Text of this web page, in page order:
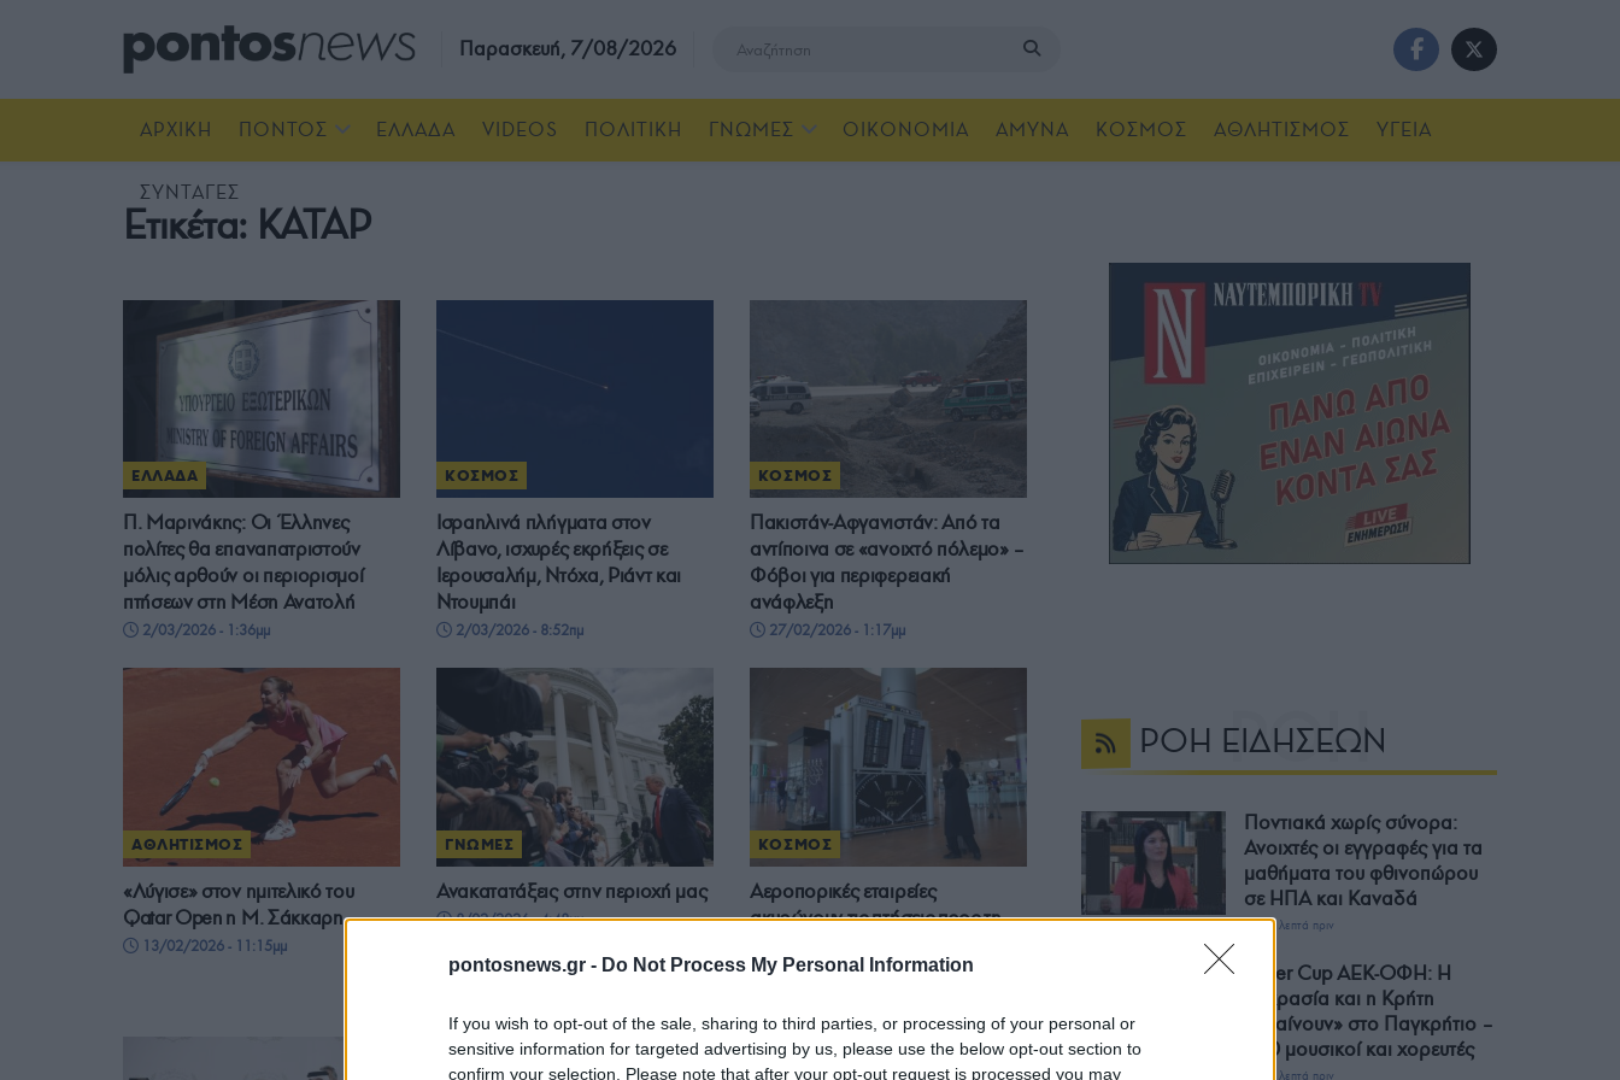
pontosnews.gr - Do Not Process My Personal Information
If you wish to opt-out of the sale, sharing to third parties, or processing of your personal or
sensitive information for targeted advertising by us, please use the below opt-out section to
confirm your selection. Please note that after your opt-out request is processed you may
Παρασκευή, 7/08/2026
ΑΡΧΙΚΗ ΠΟΝΤΟΣ ΕΛΛΑΔΑ VIDEOS ΠΟΛΙΤΙΚΗ ΓΝΩΜΕΣ ΟΙΚΟΝΟΜΙΑ ΑΜΥΝΑ ΚΟΣΜΟΣ ΑΘΛΗΤΙΣΜΟΣ ΥΓΕΙΑ
ΣΥΝΤΑΓΕΣ
Ετικέτα: ΚΑΤΑΡ
ΕΛΛΑΔΑ
Π. Μαρινάκης: Οι Έλληνες
πολίτες θα επαναπατριστούν
μόλις αρθούν οι περιορισμοί
πτήσεων στη Μέση Ανατολή
2/03/2026 - 1:36μμ
ΚΟΣΜΟΣ
Ισραηλινά πλήγματα στον
Λίβανο, ισχυρές εκρήξεις σε
Ιερουσαλήμ, Ντόχα, Ριάντ και
Ντουμπάι
2/03/2026 - 8:52πμ
ΚΟΣΜΟΣ
Πακιστάν-Αφγανιστάν: Από τα
αντίποινα σε «ανοιχτό πόλεμο» –
Φόβοι για περιφερειακή
ανάφλεξη
27/02/2026 - 1:17μμ
ΑΘΛΗΤΙΣΜΟΣ
«Λύγισε» στον ημιτελικό του
Qatar Open η Μ. Σάκκαρη
13/02/2026 - 11:15μμ
ΓΝΩΜΕΣ
Ανακατατάξεις στην περιοχή μας
8/02/2026 - 4:48μμ
ΚΟΣΜΟΣ
Αεροπορικές εταιρείες
ακυρώνουν τις πτήσεις προς τη
σύγκρουση
ΡΟΗ ΕΙΔΗΣΕΩΝ
Ποντιακά χωρίς σύνορα:
Ανοιχτές οι εγγραφές για τα
μαθήματα του φθινοπώρου
σε ΗΠΑ και Καναδά
24 λεπτά πριν
Super Cup ΑΕΚ-ΟΦΗ: Η
Μικρασία και η Κρήτη
«μπαίνουν» στο Παγκρήτιο –
150 μουσικοί και χορευτές
47 λεπτά πριν